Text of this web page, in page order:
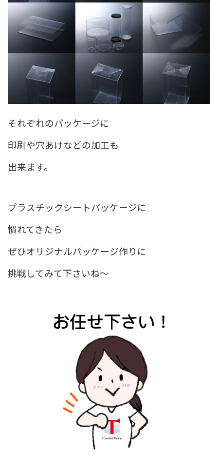
それぞれのパッケージに
印刷や穴あけなどの加工も
出来ます。
プラスチックシートパッケージに
慣れてきたら
ぜひオリジナルパッケージ作りに
挑戦してみて下さいね～